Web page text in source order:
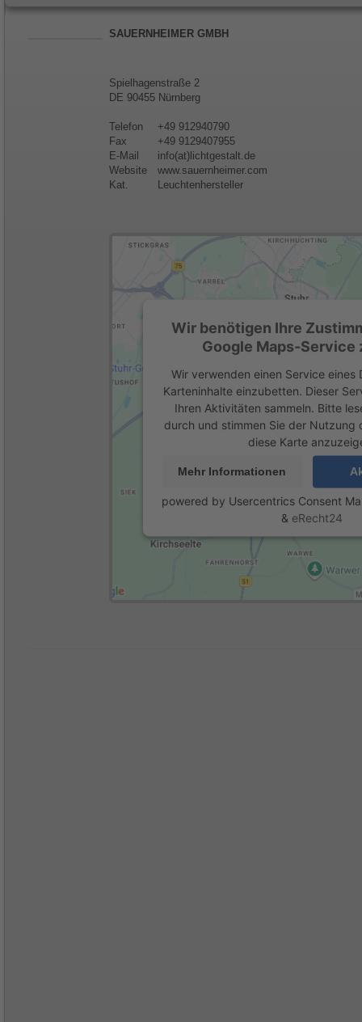
SAUERNHEIMER GMBH
Spielhagenstraße 2
DE 90455 Nürnberg
Telefon
+49 912940790
Fax
+49 9129407955
E-Mail
info(at)lichtgestalt.de
Website
www.sauernheimer.com
Kat.
Leuchtenhersteller
Wir benötigen Ihre
Google Maps-Service
Wir verwenden einen Service eines
Karteninhalte einzubetten. Dieser
Ihren Aktivitäten sammeln. Bitte
durch und stimmen Sie der Nutzung
diese Karte
Mehr Informationen
powered by Usercentrics Consent
& eRecht24